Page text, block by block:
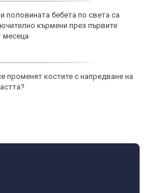
половината бебета по света са
кърмени през първите
месеца
променят костите с напредване на